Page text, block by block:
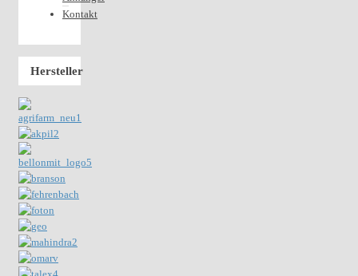
Kontakt
Hersteller